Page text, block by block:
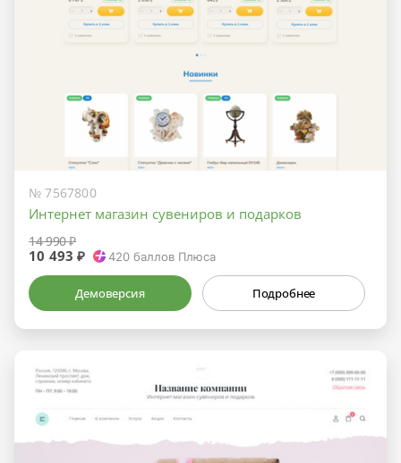
№ 7567800
Интернет магазин сувениров и подарков
14 990 ₽
10 493 ₽ 420баллов Плюса
Демоверсия Подробнее